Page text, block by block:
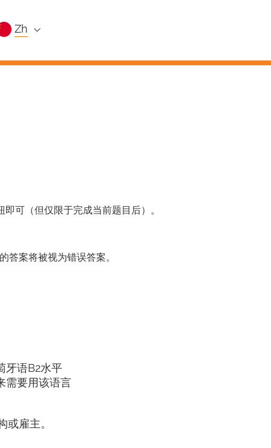
zh
即可（但仅限于完成当前题目后）。
答案将被视为错误答案。
牙语B2水平
需要用该语言
雇主。